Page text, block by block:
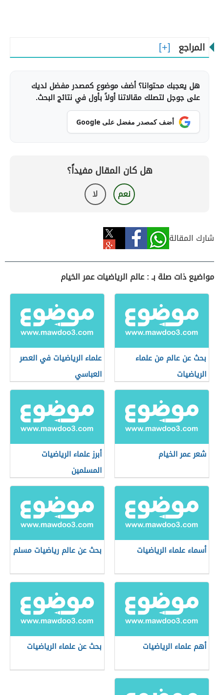
المراجع
هل يعجبك محتوانا؟ أضف موضوع كمصدر مفضل لديك
على جوجل لتصلك مقالاتنا أولاً بأول في نتائج البحث.
أضف كمصدر مفضل على Google
هل كان المقال مفيداً؟
نعم لا
شارك المقالة
مواضيع ذات صلة بـ : عالم الرياضيات عمر الخيام
بحث عن عالم من علماء
الرياضيات
علماء الرياضيات في العصر
العباسي
شعر عمر الخيام
أبرز علماء الرياضيات
المسلمين
أسماء علماء الرياضيات بحث عن عالم رياضيات مسلم
أهم علماء الرياضيات بحث عن علماء الرياضيات